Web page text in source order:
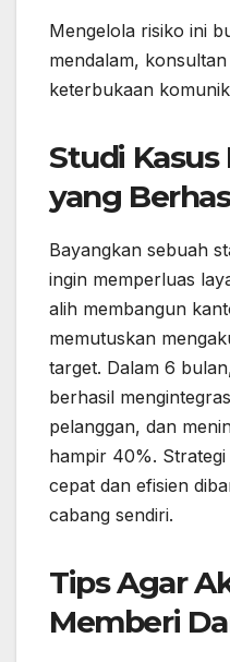
Mengelola risiko ini
mendalam,
keterbukaan
Studi Kasus
yang
Bayangkan sebuah
ingin memperluas
alih membangun
memutuskan
target. Dalam 6
berhasil
pelanggan, dan
hampir 40%.
cepat dan efisien
cabang sendiri.
Tips Agar
Memberi